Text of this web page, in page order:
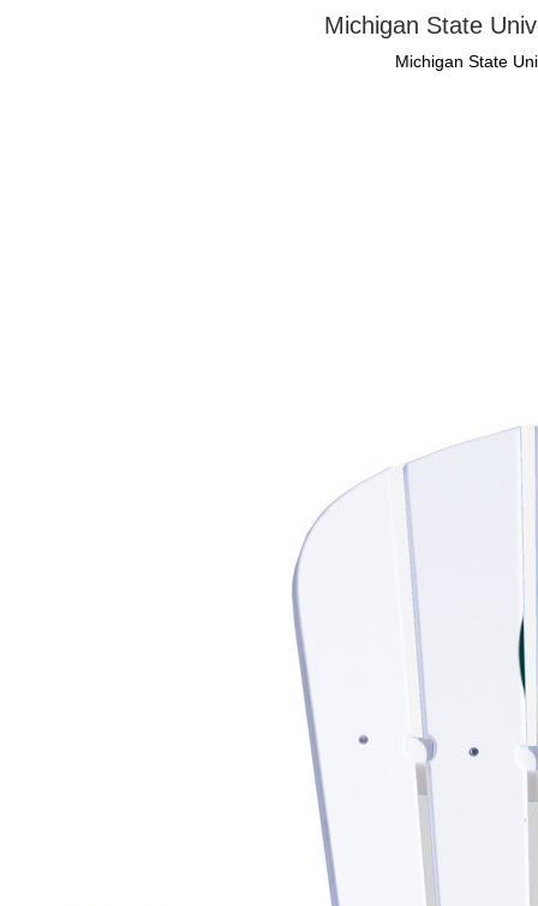
Michigan State
Michigan State